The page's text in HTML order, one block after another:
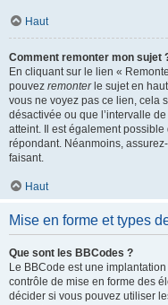
Haut
Comment remonter mon sujet
En cliquant sur le lien «
pouvez remonterle sujet en
vous ne voyez pas ce lien, cela
désactivée ou que l’intervalle
atteint. Il est également
répondant. Néanmoins,
faisant.
Haut
Mise en forme et types
Que sont les BBCodes ?
Le BBCode est une
contrôle de mise en forme des
décider si vous pouvez utiliser